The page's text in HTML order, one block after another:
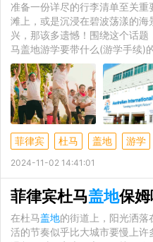
准备一份详尽的行李清单至关
滩上，或是沉浸在碧波荡漾的
兴，那该多遗憾！围绕这个话
马盖地游学要带什么(游学手续)
菲律宾 杜马 盖地 游学
2024-11-02 14:41:01
菲律宾杜马盖地保
在杜马盖地的街道上，阳光洒落
活的节奏似乎比大城市要慢上